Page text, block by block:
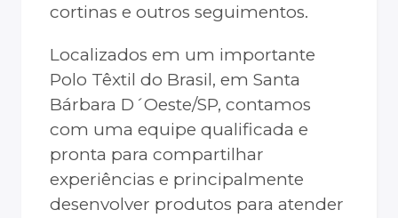
cortinas e outros seguimentos.
Localizados em um importante
Polo Têxtil do Brasil, em Santa
Bárbara D´Oeste/SP, contamos
com uma equipe qualificada e
pronta para compartilhar
experiências e principalmente
desenvolver produtos para atender